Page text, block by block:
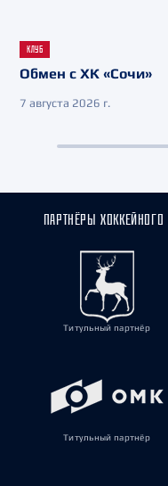
КЛУБ
Обмен с ХК «Сочи»
7 августа 2026 г.
ПАРТНЁРЫ ХОККЕЙНОГО
Титульный партнёр
Титульный партнёр